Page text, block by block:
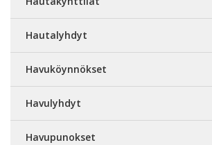
Hautalyhdyt
Havuköynnökset
Havulyhdyt
Havupunokset